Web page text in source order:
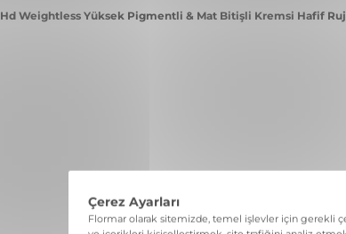
Hd Weightless Yüksek Pigmentli & Mat Bitişli Kremsi Hafif Ruj